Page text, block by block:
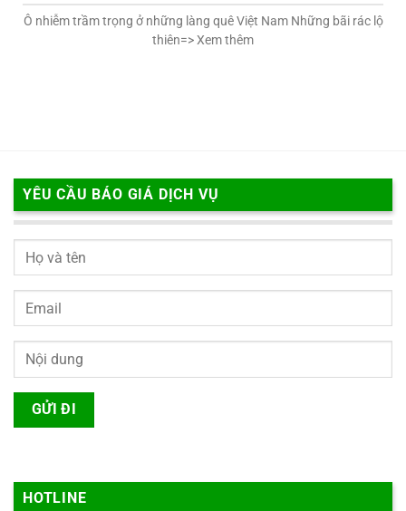
Ô nhiễm trầm trọng ở những làng quê Việt Nam Những bãi rác lộ
thiên=> Xem thêm
YÊU CẦU BÁO GIÁ DỊCH VỤ
HOTLINE